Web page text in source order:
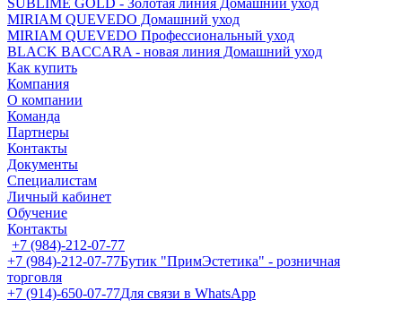
SUBLIME GOLD - Золотая линия Домашний уход
MIRIAM QUEVEDO Домашний уход
MIRIAM QUEVEDO Профессиональный уход
BLACK BACCARA - новая линия Домашний уход
Как купить
Компания
О компании
Команда
Партнеры
Контакты
Документы
Специалистам
Личный кабинет
Обучение
Контакты
+7 (984)-212-07-77
+7 (984)-212-07-77Бутик "ПримЭстетика" - розничная
торговля
+7 (914)-650-07-77Для связи в WhatsApp